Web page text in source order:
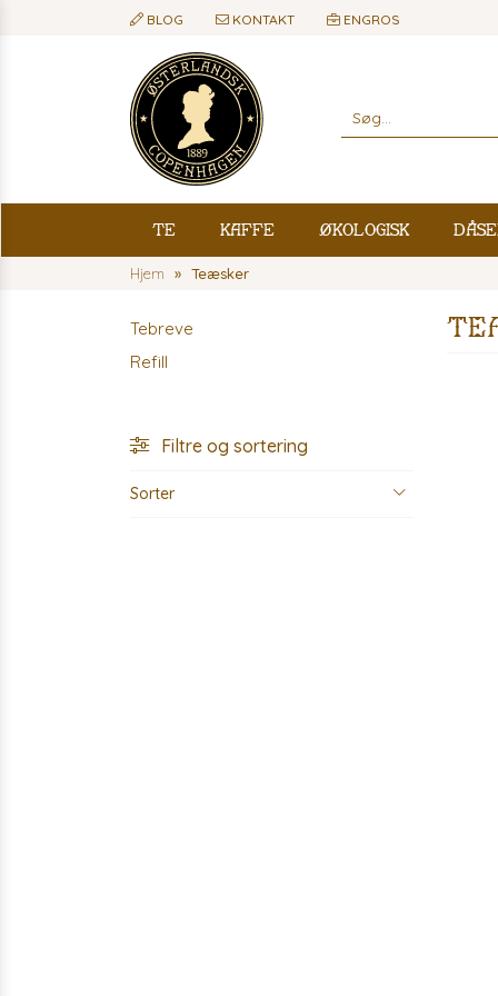
BLOG KONTAKT ENGROS
Te Kaffe Økologisk
Hjem Teæsker
Tebreve
Refill
Filtre og sortering
Sorter